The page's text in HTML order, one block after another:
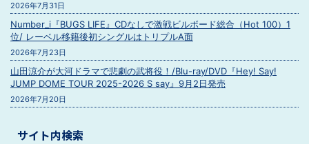
2026年7月31日
Number_i『BUGS LIFE』CDなしで激戦ビルボード総合（Hot 100）1
位/ レーベル移籍後初シングルはトリプルA面
2026年7月23日
山田涼介が大河ドラマで悲劇の武将役！/Blu-ray/DVD『Hey! Say!
JUMP DOME TOUR 2025-2026 S say』9月2日発売
2026年7月20日
サイト内検索